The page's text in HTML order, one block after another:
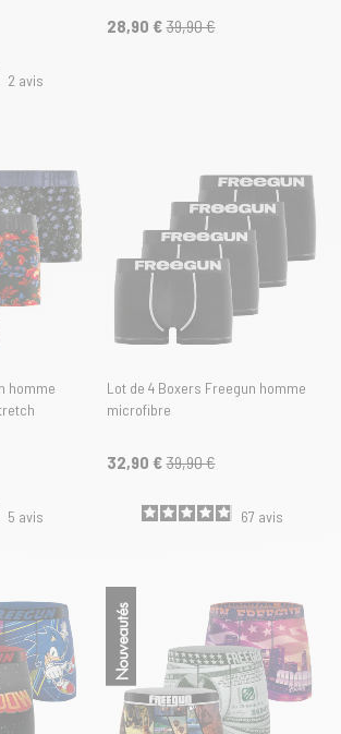
2 avis
28,90 € 39,90 €
homme
5 avis
Lot de 4 Boxers Freegun homme
microfibre
32,90 € 39,90 €
67 avis
Nouveautés